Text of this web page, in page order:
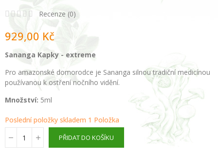
Recenze (0)
929,00 Kč
Sananga Kapky - extreme
Pro amazonské domorodce je Sananga silnou tradiční medicínou
používanou k ostření nočního vidění.
Množství: 5ml
Poslední položky skladem 1 Položka
PŘIDAT DO KOŠÍKU